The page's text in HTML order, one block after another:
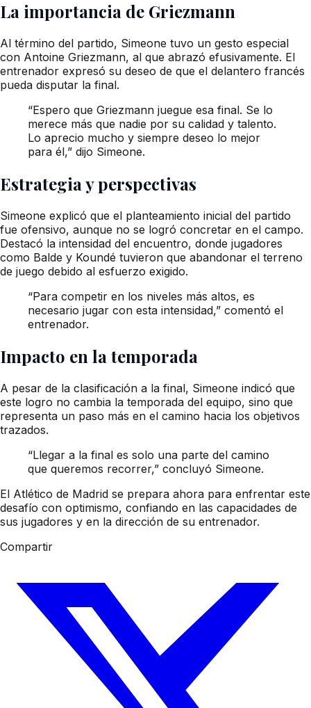
La importancia de Griezmann
Al término del partido, Simeone tuvo un gesto especial
con Antoine Griezmann, al que abrazó efusivamente. El
entrenador expresó su deseo de que el delantero francés
pueda disputar la final.
“Espero que Griezmann juegue esa final. Se lo
merece más que nadie por su calidad y talento.
Lo aprecio mucho y siempre deseo lo mejor
para él,” dijo Simeone.
Estrategia y perspectivas
Simeone explicó que el planteamiento inicial del partido
fue ofensivo, aunque no se logró concretar en el campo.
Destacó la intensidad del encuentro, donde jugadores
como Balde y Koundé tuvieron que abandonar el terreno
de juego debido al esfuerzo exigido.
“Para competir en los niveles más altos, es
necesario jugar con esta intensidad,” comentó el
entrenador.
Impacto en la temporada
A pesar de la clasificación a la final, Simeone indicó que
este logro no cambia la temporada del equipo, sino que
representa un paso más en el camino hacia los objetivos
trazados.
“Llegar a la final es solo una parte del camino
que queremos recorrer,” concluyó Simeone.
El Atlético de Madrid se prepara ahora para enfrentar este
desafío con optimismo, confiando en las capacidades de
sus jugadores y en la dirección de su entrenador.
Compartir